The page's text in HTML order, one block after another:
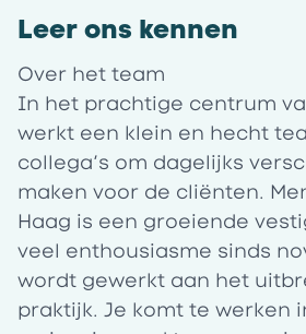
Leer ons kennen
Over het team
In het prachtige centrum
werkt een klein en hecht
collega’s om dagelijks
maken voor de cliënten.
Haag is een groeiende
veel enthousiasme sinds
wordt gewerkt aan het
praktijk. Je komt te werken